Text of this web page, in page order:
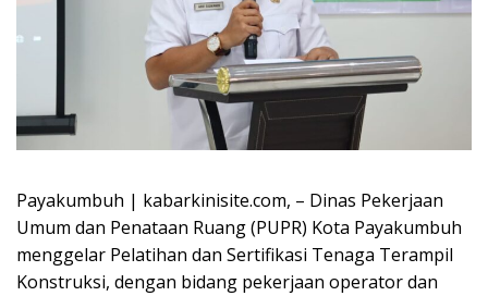
Payakumbuh | kabarkinisite.com, – Dinas Pekerjaan
Umum dan Penataan Ruang (PUPR) Kota Payakumbuh
menggelar Pelatihan dan Sertifikasi Tenaga Terampil
Konstruksi, dengan bidang pekerjaan operator dan